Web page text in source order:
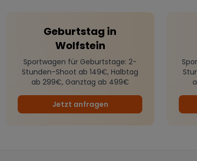
Geburtstag in
Wolfstein
Sportwagen für Geburtstage: 2-
Stunden-Shoot ab 149€, Halbtag
ab 299€, Ganztag ab 499€
Jetzt anfragen